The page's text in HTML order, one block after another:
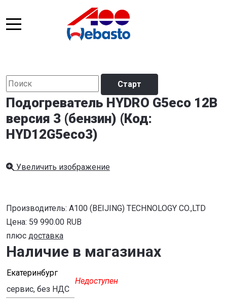
Подогреватель HYDRO G5eco 12В
версия 3 (бензин) (Код:
HYD12G5eco3)
Увеличить изображение
Производитель: A100 (BEIJING) TECHNOLOGY CO.,LTD
Цена: 59 990.00 RUB
плюс доставка
Наличие в магазинах
Екатеринбург
Недоступен
сервис, без НДС